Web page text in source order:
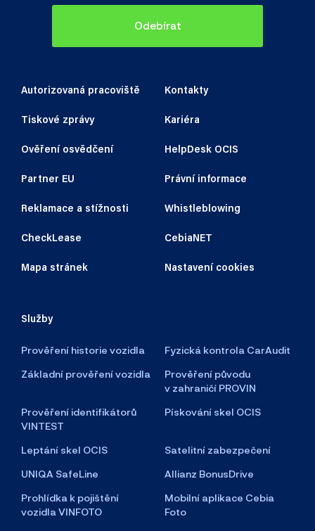
Autorizovaná pracoviště Kontakty
Tiskové zprávy Kariéra
Ověření osvědčení HelpDesk OCIS
Partner EU Právní informace
Reklamace a stížnosti Whistleblowing
CheckLease CebiaNET
Mapa stránek Nastavení cookies
Služby
Prověření historie vozidla
Fyzická kontrola CarAudit
Základní prověření vozidla
Prověření původu
v zahraničí PROVIN
Prověření identifikátorů
VINTEST
Pískování skel OCIS
Leptání skel OCIS
Satelitní zabezpečení
UNIQA SafeLine
Allianz BonusDrive
Prohlídka k pojištění
vozidla VINFOTO
Mobilní aplikace Cebia
Foto
Odebírat